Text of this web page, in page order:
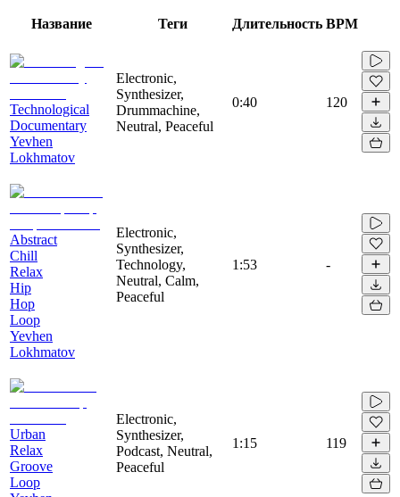
Название Теги Длительность BPM
Technological
Documentary
Yevhen
Lokhmatov
Electronic,
Synthesizer,
Drummachine,
Neutral, Peaceful
0:40 120
Abstract
Chill
Relax
Hip
Hop
Loop
Yevhen
Lokhmatov
Electronic,
Synthesizer,
Technology,
Neutral, Calm,
Peaceful
1:53 -
Urban
Relax
Groove
Loop
Electronic,
Synthesizer,
Podcast, Neutral,
Peaceful
1:15 119